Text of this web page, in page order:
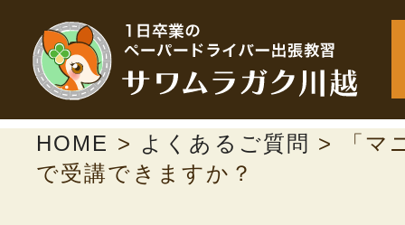
HOME > よくあるご質問 >
「
で受講できますか？